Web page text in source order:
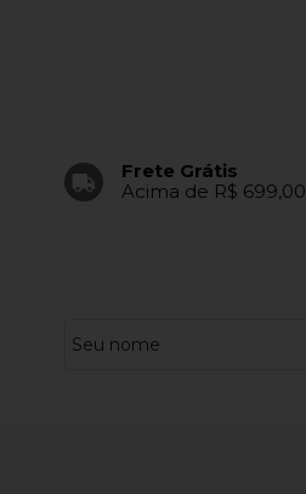
Frete Grátis
Acima de R$ 699,00